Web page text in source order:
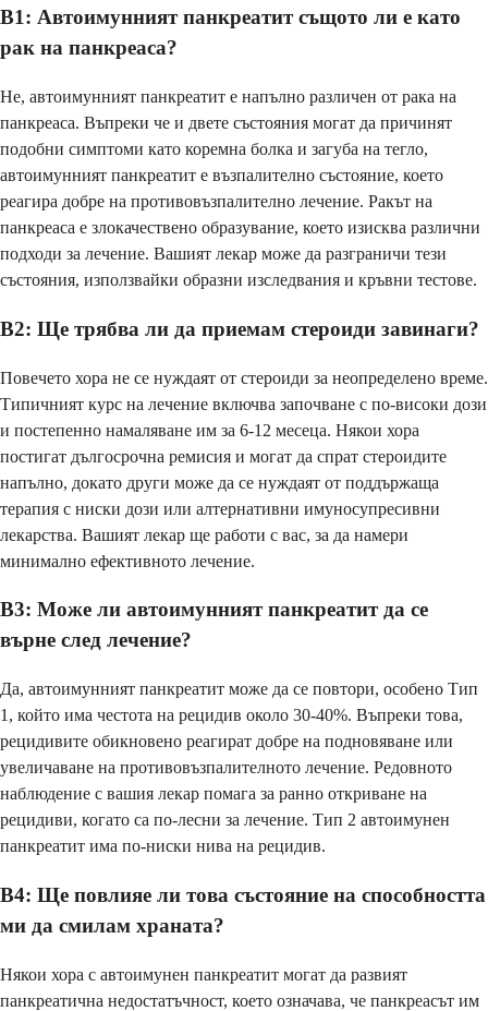
В1: Автоимунният панкреатит същото ли е като
рак на панкреаса?
Не, автоимунният панкреатит е напълно различен от рака на
панкреаса. Въпреки че и двете състояния могат да причинят
подобни симптоми като коремна болка и загуба на тегло,
автоимунният панкреатит е възпалително състояние, което
реагира добре на противовъзпалително лечение. Ракът на
панкреаса е злокачествено образувание, което изисква различни
подходи за лечение. Вашият лекар може да разграничи тези
състояния, използвайки образни изследвания и кръвни тестове.
В2: Ще трябва ли да приемам стероиди завинаги?
Повечето хора не се нуждаят от стероиди за неопределено време.
Типичният курс на лечение включва започване с по-високи дози
и постепенно намаляване им за 6-12 месеца. Някои хора
постигат дългосрочна ремисия и могат да спрат стероидите
напълно, докато други може да се нуждаят от поддържаща
терапия с ниски дози или алтернативни имуносупресивни
лекарства. Вашият лекар ще работи с вас, за да намери
минимално ефективното лечение.
В3: Може ли автоимунният панкреатит да се
върне след лечение?
Да, автоимунният панкреатит може да се повтори, особено Тип
1, който има честота на рецидив около 30-40%. Въпреки това,
рецидивите обикновено реагират добре на подновяване или
увеличаване на противовъзпалителното лечение. Редовното
наблюдение с вашия лекар помага за ранно откриване на
рецидиви, когато са по-лесни за лечение. Тип 2 автоимунен
панкреатит има по-ниски нива на рецидив.
В4: Ще повлияе ли това състояние на способността
ми да смилам храната?
Някои хора с автоимунен панкреатит могат да развият
панкреатична недостатъчност, което означава, че панкреасът им